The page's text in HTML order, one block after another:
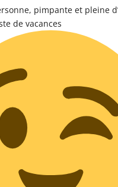
pimpante et pleine
de vacances